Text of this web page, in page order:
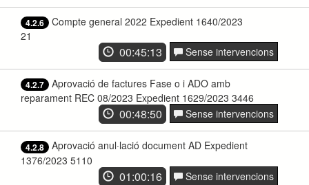
4.2.6
Compte general 2022 Expedient 1640/2023
21
00:45:13 Sense intervencions
4.2.7
Aprovació de factures Fase o i ADO amb
reparament REC 08/2023 Expedient 1629/2023 3446
00:48:50 Sense intervencions
4.2.8
Aprovació anul·lació document AD Expedient
1376/2023 5110
01:00:16 Sense intervencions